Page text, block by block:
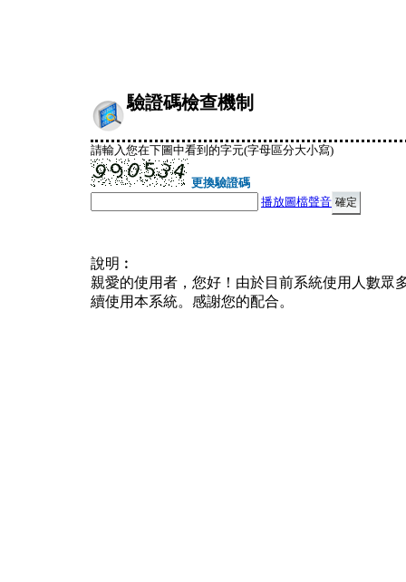
驗證碼檢查機制
請輸入您在下圖中看到的字元(字母區分大小寫)
更換驗證碼
播放圖檔聲音
說明︰
親愛的使用者，您好！由於目前系統使用人數眾
續使用本系統。感謝您的配合。